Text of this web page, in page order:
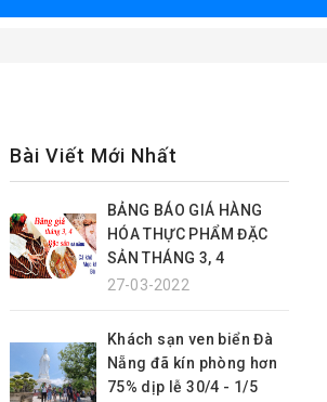
Bài Viết Mới Nhất
BẢNG BÁO GIÁ HÀNG
HÓA THỰC PHẨM ĐẶC
SẢN THÁNG 3, 4
27-03-2022
Khách sạn ven biển Đà
Nẵng đã kín phòng hơn
75% dịp lễ 30/4 - 1/5